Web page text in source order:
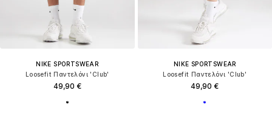
NIKE SPORTSWEAR
Loosefit Παντελόνι 'Club'
49,90 €
NIKE SPORTSWEAR
Loosefit Παντελόνι 'Club'
49,90 €